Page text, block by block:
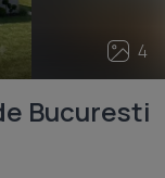
4
Bucuresti